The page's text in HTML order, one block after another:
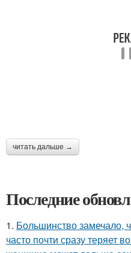
читать дальше →
Последние
1. Большинство замечало,
часто почти сразу теряет